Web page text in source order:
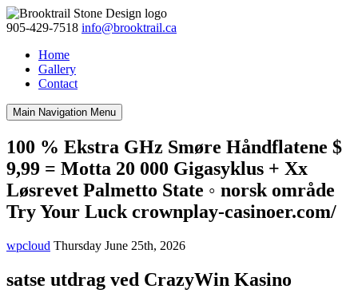
905-429-7518 info@brooktrail.ca
Home
Gallery
Contact
Main Navigation Menu
100 % Ekstra GHz Smøre Håndflatene $
9,99 = Motta 20 000 Gigasyklus + Xx
Løsrevet Palmetto State ◦ norsk område
Try Your Luck crownplay-casinoer.com/
wpcloud Thursday June 25th, 2026
satse utdrag ved CrazyWin Kasino